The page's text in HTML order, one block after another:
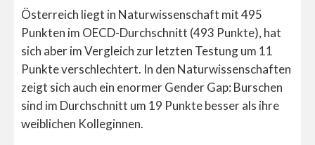
Österreich liegt in Naturwissenschaft mit 495
Punkten im OECD-Durchschnitt (493 Punkte), hat
sich aber im Vergleich zur letzten Testung um 11
Punkte verschlechtert. In den Naturwissenschaften
zeigt sich auch ein enormer Gender Gap: Burschen
sind im Durchschnitt um 19 Punkte besser als ihre
weiblichen Kolleginnen.